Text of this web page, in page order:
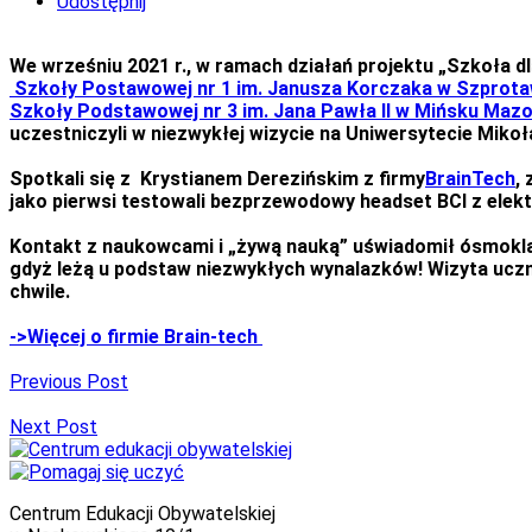
We wrześniu 2021 r., w ramach działań projektu „Szkoła
Szkoły Postawowej nr 1 im. Janusza Korczaka w
Szkoły Podstawowej nr 3 im. Jana Pawła II w Mińsku
uczestniczyli w niezwykłej wizycie na Uniwersytecie
Spotkali się z Krystianem Derezińskim z firmyBrainTech,
jako pierwsi testowali bezprzewodowy headset BCI z
Kontakt z naukowcami i „żywą nauką” uświadomił
gdyż leżą u podstaw niezwykłych wynalazków! Wizyta
chwile.
->Więcej o firmie Brain-tech
Previous Post
Next Post
Centrum Edukacji Obywatelskiej